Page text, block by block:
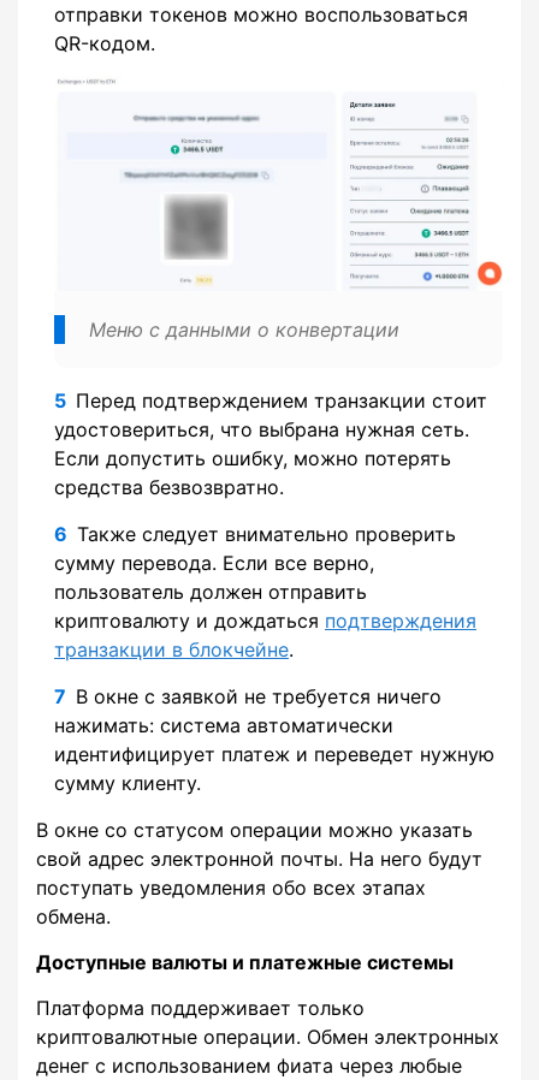
отправки токенов можно воспользоваться
QR-кодом.
Меню с данными о конвертации
Перед подтверждением транзакции стоит
удостовериться, что выбрана нужная сеть.
Если допустить ошибку, можно потерять
средства безвозвратно.
Также следует внимательно проверить
сумму перевода. Если все верно,
пользователь должен отправить
криптовалюту и дождаться подтверждения
транзакции в блокчейне.
В окне с заявкой не требуется ничего
нажимать: система автоматически
идентифицирует платеж и переведет нужную
сумму клиенту.
В окне со статусом операции можно указать
свой адрес электронной почты. На него будут
поступать уведомления обо всех этапах
обмена.
Доступные валюты и платежные системы
Платформа поддерживает только
криптовалютные операции. Обмен электронных
денег с использованием фиата через любые